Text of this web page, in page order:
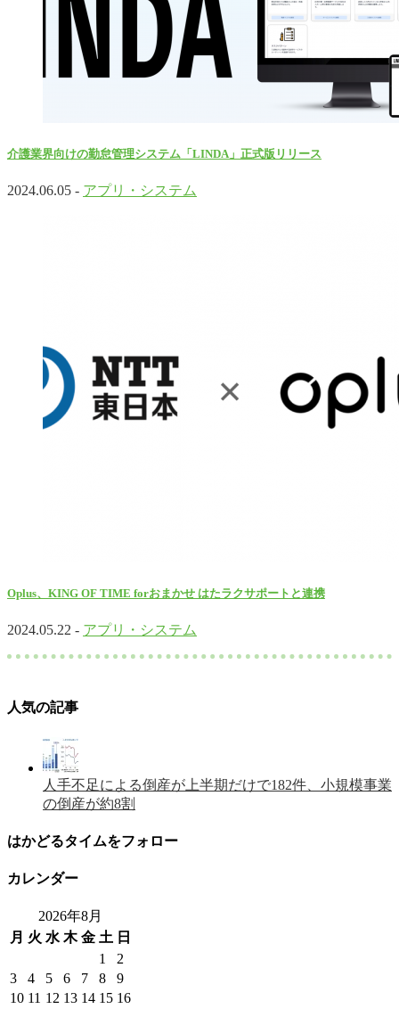
介護業界向けの勤怠管理システム「LINDA」正式版リリース
2024.06.05 - アプリ・システム
Oplus、KING OF TIME forおまかせ はたラクサポートと連携
2024.05.22 - アプリ・システム
人気の記事
人手不足による倒産が上半期だけで182件、小規模事業
の倒産が約8割
はかどるタイムをフォロー
カレンダー
2026年8月
月 火 水 木 金 土 日
1
2
3
4 5 6 7 8
9
10 11 12 13 14 15 16